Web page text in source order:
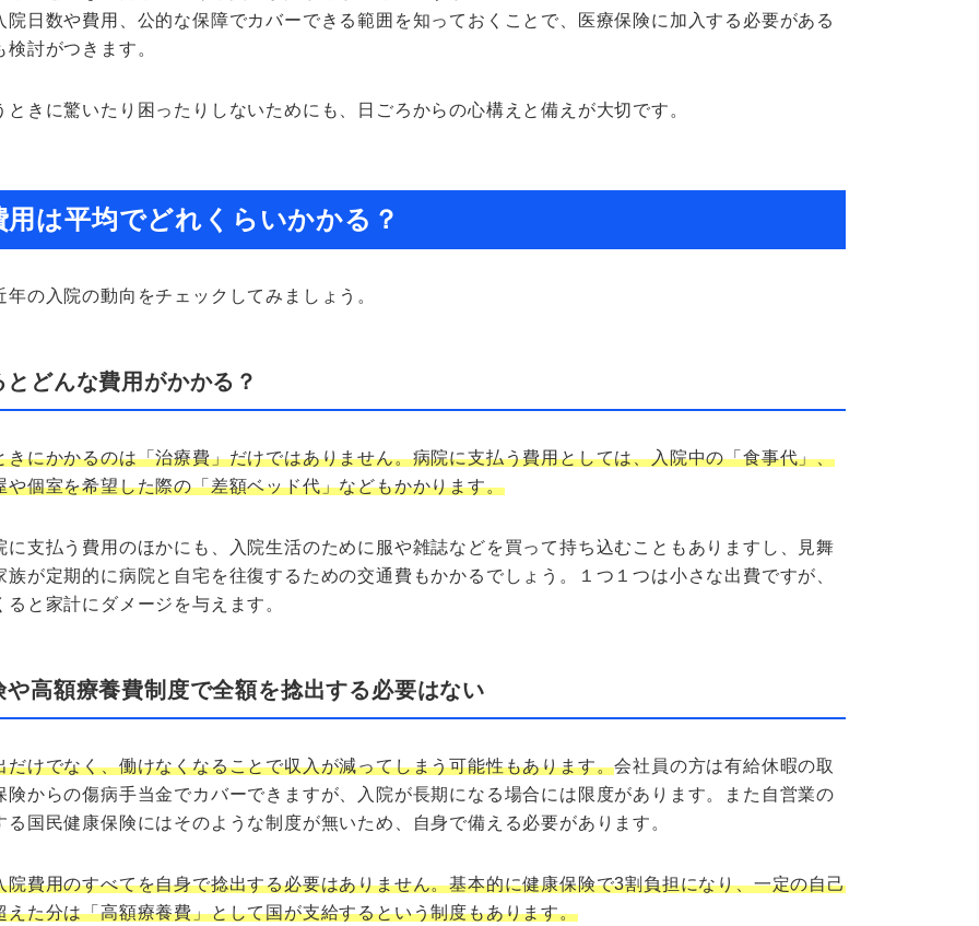
院日数や費用、公的な保障でカバーできる範囲を知っておくことで、医療保険に加入する必要がある
検討がつきます。
ときに驚いたり困ったりしないためにも、日ごろからの心構えと備えが大切です。
用は平均でどれくらいかかる？
年の入院の動向をチェックしてみましょう。
とどんな費用がかかる？
きにかかるのは「治療費」だけではありません。病院に支払う費用としては、入院中の「食事代」、
や個室を希望した際の「差額ベッド代」などもかかります。
に支払う費用のほかにも、入院生活のために服や雑誌などを買って持ち込むこともありますし、見舞
族が定期的に病院と自宅を往復するための交通費もかかるでしょう。１つ１つは小さな出費ですが、
ると家計にダメージを与えます。
や高額療養費制度で全額を捻出する必要はない
だけでなく、働けなくなることで収入が減ってしまう可能性もあります。会社員の方は有給休暇の取
険からの傷病手当金でカバーできますが、入院が長期になる場合には限度があります。また自営業の
る国民健康保険にはそのような制度が無いため、自身で備える必要があります。
院費用のすべてを自身で捻出する必要はありません。基本的に健康保険で3割負担になり、一定の自己
えた分は「高額療養費」として国が支給するという制度もあります。